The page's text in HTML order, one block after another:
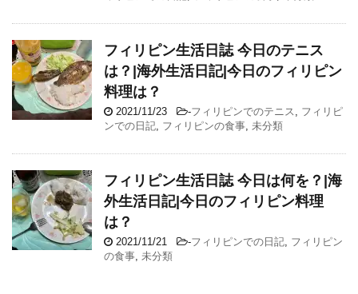
フィリピン生活日誌 今日のテニス
は？|海外生活日記|今日のフィリピン
料理は？
2021/11/23 -フィリピンでのテニス
フィリピ
ンでの日記 フィリピンの食事 未分類
フィリピン生活日誌 今日は何を？|海
外生活日記|今日のフィリピン料理
は？
2021/11/21 -フィリピンでの日記 フィリピン
の食事 未分類